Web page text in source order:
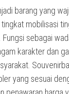
barang yang
mobilisasi
Fungsi sebagai
karakter dan
yang sesuai